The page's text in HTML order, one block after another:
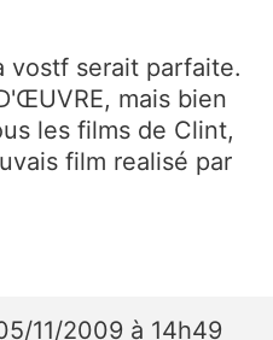
vostf serait parfaite.
mais bien
les films de Clint,
film realisé par
11/2009 à 14h49